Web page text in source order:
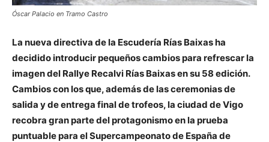
Óscar Palacio en Tramo Castro
La nueva directiva de la Escudería Rías Baixas ha
decidido introducir pequeños cambios para refrescar la
imagen del Rallye Recalvi Rías Baixas en su 58 edición.
Cambios con los que, además de las ceremonias de
salida y de entrega final de trofeos, la ciudad de Vigo
recobra gran parte del protagonismo en la prueba
puntuable para el Supercampeonato de España de